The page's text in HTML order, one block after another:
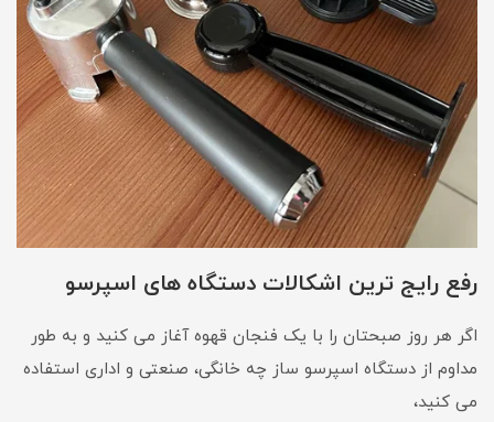
رفع رایج ترین اشکالات دستگاه های اسپرسو
اگر هر روز صبحتان را با یک فنجان قهوه آغاز می کنید و به طور
مداوم از دستگاه اسپرسو ساز چه خانگی، صنعتی و اداری استفاده
می کنید،